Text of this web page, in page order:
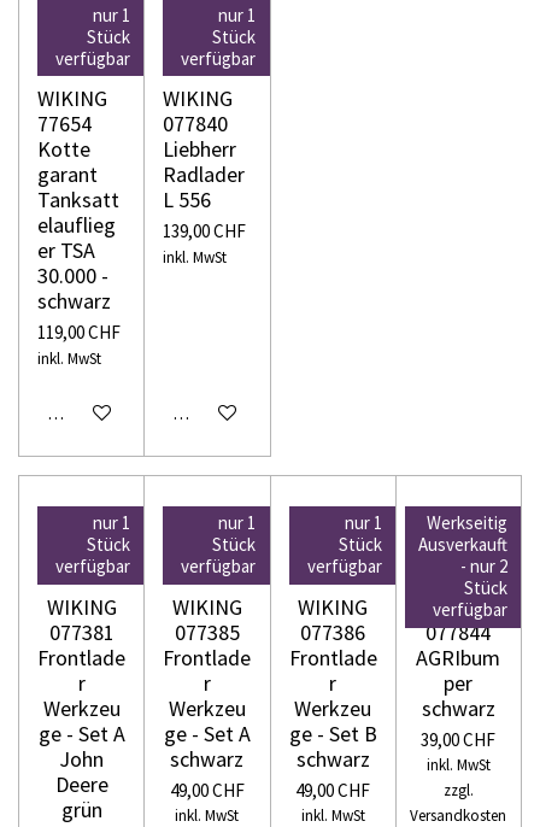
nur 1
Stück
verfügbar
WIKING
77654
Kotte
garant
Tanksatt
elauflieg
er TSA
30.000 -
schwarz
119,00 CHF
inkl. MwSt
In den Warenkorb
nur 1
Stück
verfügbar
WIKING
077840
Liebherr
Radlader
L 556
139,00 CHF
inkl. MwSt
In den Warenkorb
nur 1
Stück
verfügbar
WIKING
077381
Frontlade
r
Werkzeu
ge - Set A
John
Deere
grün
nur 1
Stück
verfügbar
WIKING
077385
Frontlade
r
Werkzeu
ge - Set A
schwarz
49,00 CHF
inkl. MwSt
nur 1
Stück
verfügbar
WIKING
077386
Frontlade
r
Werkzeu
ge - Set B
schwarz
49,00 CHF
inkl. MwSt
Werkseitig
Ausverkauft
- nur 2
Stück
verfügbar
WIKING
077844
AGRIbum
per
schwarz
39,00 CHF
inkl. MwSt
zzgl.
Versandkosten